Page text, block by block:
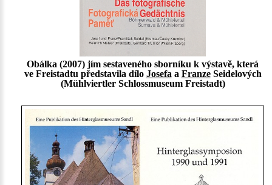
Obálka (2007) jím sestaveného sborníku k výstavě, která
ve Freistadtu představila dílo Josefa a FranzeSeidelových
(Mühlviertler Schlossmuseum Freistadt)